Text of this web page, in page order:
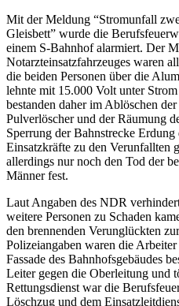
Mit der Meldung “Stromunfall
Gleisbett” wurde die
einem S-Bahnhof alarmiert. Der
Notarzteinsatzfahrzeuges waren
die beiden Personen über die
lehnte mit 15.000 Volt unter
bestanden daher im Ablöschen
Pulverlöscher und der Räumung
Sperrung der Bahnstrecke
Einsatzkräfte zu den Verunfallten
allerdings nur noch den Tod der
Männer fest.
Laut Angaben des NDR
weitere Personen zu Schaden
den brennenden Verunglückten
Polizeiangaben waren die
Fassade des Bahnhofsgebäudes
Leiter gegen die Oberleitung und
Rettungsdienst war die
Löschzug und dem